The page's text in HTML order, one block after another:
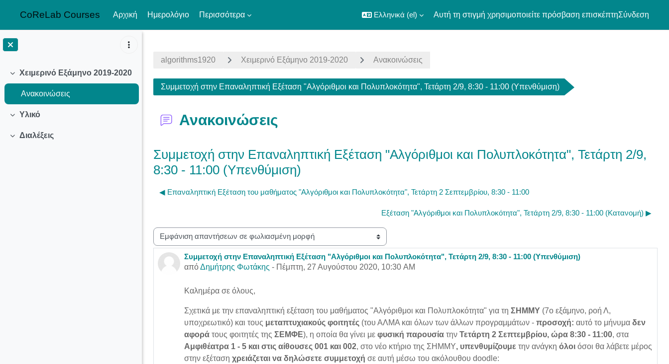
CoReLab Courses Αρχική Ημερολόγιο Περισσότερα Ελληνικά ‎(el)‎ Αυτή τη στιγμή χρησιμοποιείτε πρόσβαση επισκέπτηΣύνδεση
Σύμπτυξη
Χειμερινό Εξάμηνο 2019-2020
Ανακοινώσεις
Σύμπτυξη
Υλικό
Σύμπτυξη
Διαλέξεις
algorithms1920 Χειμερινό Εξάμηνο 2019-2020 Ανακοινώσεις
Συμμετοχή στην Επαναληπτική Εξέταση "Αλγόριθμοι και Πολυπλοκότητα", Τετάρτη 2/9, 8:30 - 11:00 (Υπενθύμιση)
Ανακοινώσεις
Συμμετοχή στην Επαναληπτική Εξέταση "Αλγόριθμοι και Πολυπλοκότητα", Τετάρτη 2/9,
8:30 - 11:00 (Υπενθύμιση)
◀︎ Επαναληπτική Εξέταση του μαθήματος "Αλγόριθμοι και Πολυπλοκότητα", Τετάρτη 2 Σεπτεμβρίου, 8:30 - 11:00
Εξέταση "Αλγόριθμοι και Πολυπλοκότητα", Τετάρτη 2/9, 8:30 - 11:00 (Κατανομή) ▶︎
Λειτουργία εμφάνισης
Συμμετοχή στην Επαναληπτική Εξέταση "Αλγόριθμοι και Πολυπλοκότητα", Τετάρτη 2/9, 8:30 - 11:00 (Υπενθύμιση)
απόΔημήτρης Φωτάκης - Πέμπτη, 27 Αυγούστου 2020, 10:30 AM
Αριθμός απαντήσεων: 0
Καλημέρα σε όλους,
Σχετικά με την επαναληπτική εξέταση του μαθήματος "Αλγόριθμοι και Πολυπλοκότητα" για τη ΣΗΜΜΥ (7ο εξάμηνο, ροή Λ,
υποχρεωτικό) και τους μεταπτυχιακούς φοιτητές (του ΑΛΜΑ και όλων των άλλων προγραμμάτων - προσοχή: αυτό το μήνυμα δεν
αφορά τους φοιτητές της ΣΕΜΦΕ), η οποία θα γίνει με φυσική παρουσία την Τετάρτη 2 Σεπτεμβρίου, ώρα 8:30 - 11:00, στα
Αμφιθέατρα 1 - 5 και στις αίθουσες 001 και 002, στο νέο κτήριο της ΣΗΜΜΥ, υπενθυμίζουμε την ανάγκη όλοι όσοι θα λάβετε μέρος
στην εξέταση χρειάζεται να δηλώσετε συμμετοχή σε αυτή μέσω του ακόλουθου doodle: